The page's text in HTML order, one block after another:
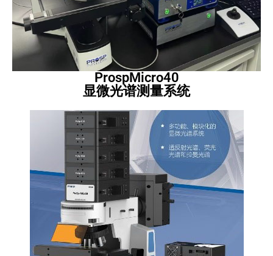
ProspMicro40
显微光谱测量系统